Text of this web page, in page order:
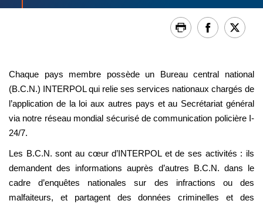
Chaque pays membre possède un Bureau central national
(B.C.N.) INTERPOL qui relie ses services nationaux chargés de
l’application de la loi aux autres pays et au Secrétariat général
via notre réseau mondial sécurisé de communication policière I-
24/7.
Les B.C.N. sont au cœur d’INTERPOL et de ses activités : ils
demandent des informations auprès d’autres B.C.N. dans le
cadre d’enquêtes nationales sur des infractions ou des
malfaiteurs, et partagent des données criminelles et des